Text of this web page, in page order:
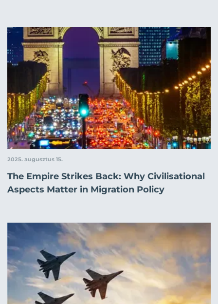
2025. augusztus 15.
The Empire Strikes Back: Why Civilisational
Aspects Matter in Migration Policy